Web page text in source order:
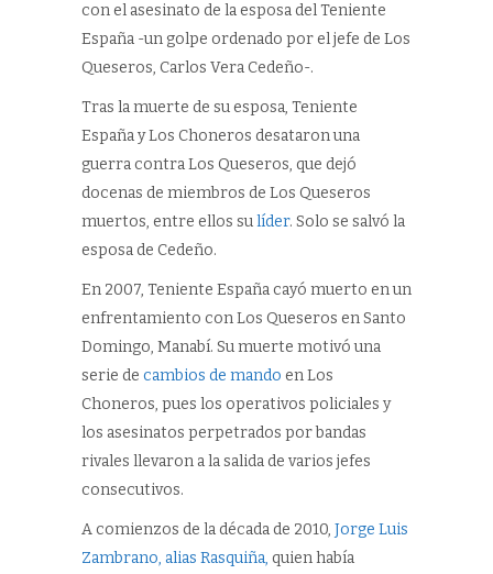
con el asesinato de la esposa del Teniente
España -un golpe ordenado por el jefe de Los
Queseros, Carlos Vera Cedeño-.
Tras la muerte de su esposa, Teniente
España y Los Choneros desataron una
guerra contra Los Queseros, que dejó
docenas de miembros de Los Queseros
muertos, entre ellos sulíder. Solo se salvó la
esposa de Cedeño.
En 2007, Teniente España cayó muerto en un
enfrentamiento con Los Queseros en Santo
Domingo, Manabí. Su muerte motivó una
serie de cambios de mando en Los
Choneros, pues los operativos policiales y
los asesinatos perpetrados por bandas
rivales llevaron a la salida de varios jefes
consecutivos.
A comienzos de la década de 2010, Jorge Luis
Zambrano, alias Rasquiña, quien había